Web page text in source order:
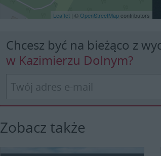
Leaflet| © OpenStreetMapcontributors
Chcesz być na bieżąco z
w Kazimierzu Dolnym?
Zobacz także